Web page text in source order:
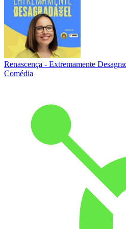
Renascença - Extremamente
Comédia